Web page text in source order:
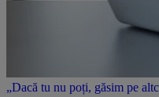
„Dacă tu nu poți, găsim pe